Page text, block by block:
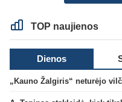
TOP naujienos
Dienos
„Kauno Žalgiris“ neturėjo